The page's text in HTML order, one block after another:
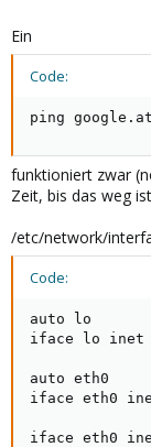
Ein
Code:
ping google.at
funktioniert zwar
Zeit, bis das weg
/etc/network/
Code:
auto lo
iface lo inet
auto eth0
iface eth0
iface eth0